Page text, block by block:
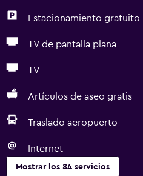
Estacionamiento gratuito
TV de pantalla plana
TV
Artículos de aseo gratis
Traslado aeropuerto
Internet
Mostrar los 84 servicios